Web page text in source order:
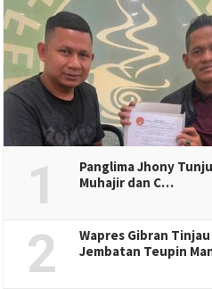
1
Panglima Jhony
Muhajir dan C…
2
Wapres Gibran Tinjau
Jembatan Teupin